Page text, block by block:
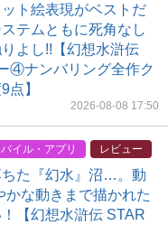
ット絵表現がベストだ
テムともに死角なし
よし!!【幻想水滸伝
④ナンバリング全作ク
点】
2026-08-08 17:50
イル・アプリ レビュー
た『幻水』沼…。動
かな動きまで描かれた
【幻想水滸伝 STAR